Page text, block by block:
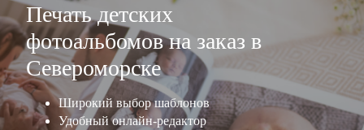
Печать детских
фотоальбомов на заказ в
Североморске
Широкий выбор шаблонов
Удобный онлайн-редактор